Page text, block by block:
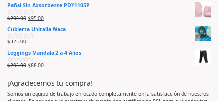
o
e
n
0
e
5
l
o
r
a
o
e
n
0
e
5
Pañal Sin Absorbente PDY1105P
V
l
o
r
a
o
e
n
0
5
$200.00 $95.00
Cubierta Unitalla Waca
V
l
o
r
a
e
n
0
d
$325.00
Leggings Mandala 2 a 4 Años
V
o
r
a
d
$293.00 $88.00
¡Agradecemos tu compra!
Somos un equipo de trabajo enfocado completamente en la satisfacción de nuestros